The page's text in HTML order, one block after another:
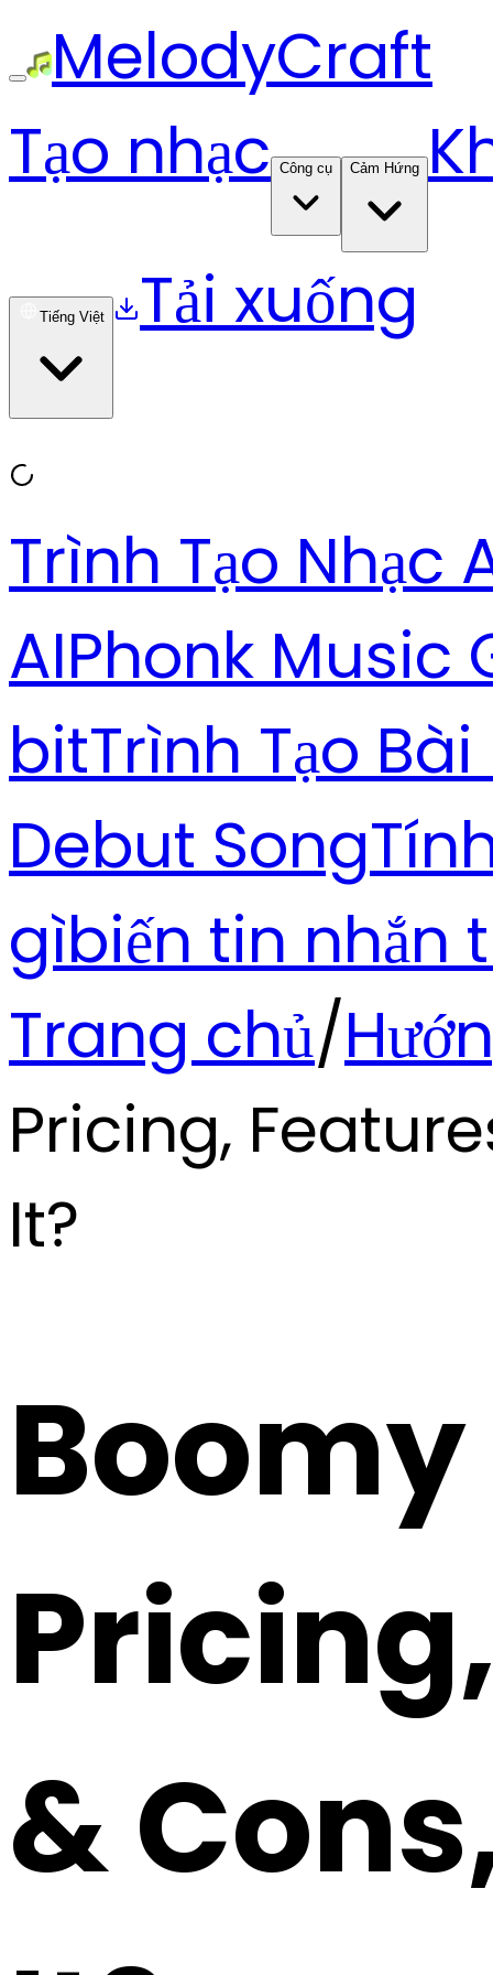
MelodyCraft
Tạo nhạc Công cụ Cảm Hứng
Tiếng Việt Tải xuống
Trình Tạo Nhạc
AIPhonk Music
bitTrình Tạo
Debut Song
gìbiến tin nhắn
Trang chủ/
Pricing,
It?
Boomy
&